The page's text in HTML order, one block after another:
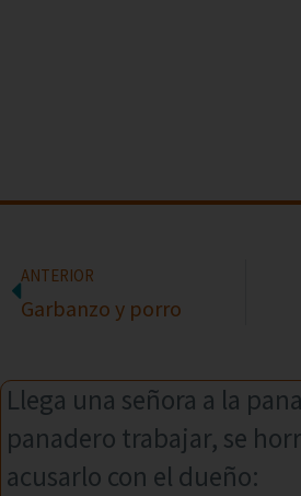
ANTERIOR
Garbanzo y porro
Llega una señora a la
panadero trabajar, se
acusarlo con el dueño: